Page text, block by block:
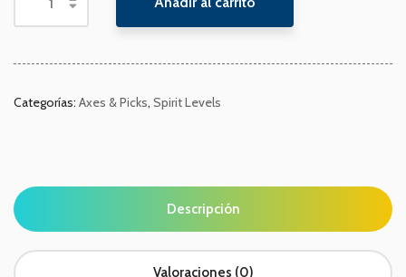
Categorías: Axes & Picks, Spirit Levels
Descripción
Valoraciones (0)